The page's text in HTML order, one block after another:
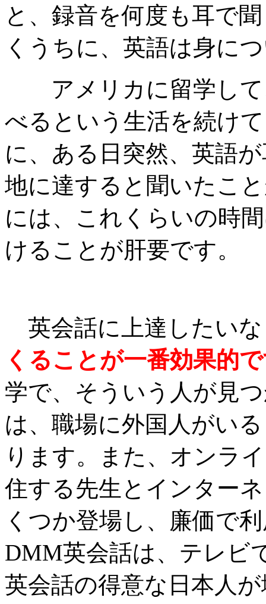
と、録音を何度も耳で
くうちに、英語は身に
アメリカに留学して
べるという生活を続け
に、ある日突然、英語
地に達すると聞いたこ
には、これくらいの時
けることが肝要です。
英会話に上達したい
くることが一番効果的
学で、そういう人が見
は、職場に外国人がい
ります。また、オンラ
住する先生とインター
くつか登場し、廉価で
DMM英会話は、テレビ
英会話の得意な日本人